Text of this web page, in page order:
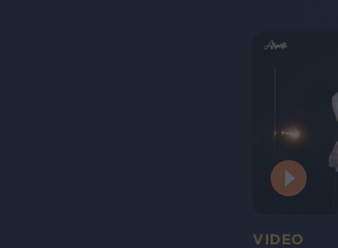
VIDEO